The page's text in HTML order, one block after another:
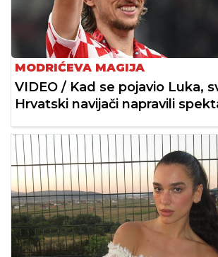
MODRIĆEVA MAGIJA
VIDEO / Kad se pojavio Luka,
Hrvatski navijači napravili